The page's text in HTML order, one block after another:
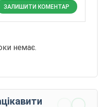
ЗАЛИШИТИ КОМЕНТАР
немає.